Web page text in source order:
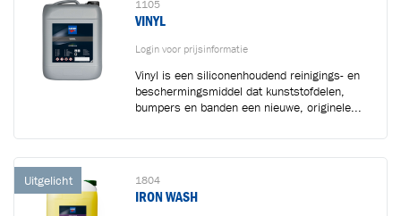
1105
VINYL
Login voor prijsinformatie
Vinyl is een siliconenhoudend reinigings- en
beschermingsmiddel dat kunststofdelen,
bumpers en banden een nieuwe, originele...
Uitgelicht 1804
IRON WASH